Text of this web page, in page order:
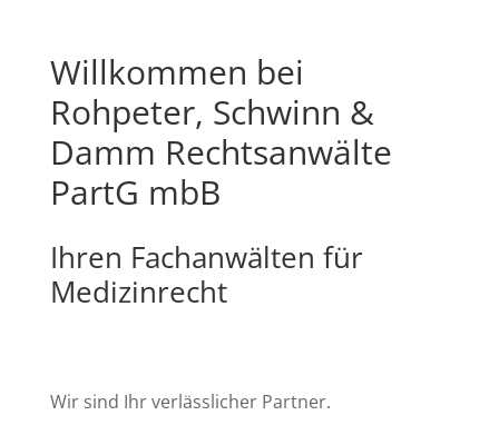
Willkommen bei
Rohpeter, Schwinn &
Damm Rechtsanwälte
PartG mbB
Ihren Fachanwälten für
Medizinrecht
Wir sind Ihr verlässlicher Partner.